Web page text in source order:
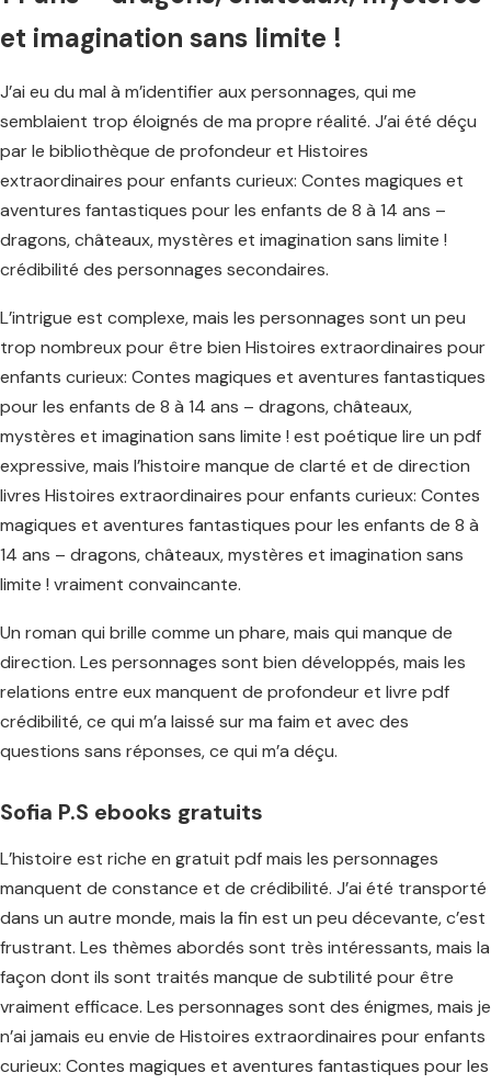
et imagination sans limite !
J’ai eu du mal à m’identifier aux personnages, qui me
semblaient trop éloignés de ma propre réalité. J’ai été déçu
par le bibliothèque de profondeur et Histoires
extraordinaires pour enfants curieux: Contes magiques et
aventures fantastiques pour les enfants de 8 à 14 ans –
dragons, châteaux, mystères et imagination sans limite !
crédibilité des personnages secondaires.
L’intrigue est complexe, mais les personnages sont un peu
trop nombreux pour être bien Histoires extraordinaires pour
enfants curieux: Contes magiques et aventures fantastiques
pour les enfants de 8 à 14 ans – dragons, châteaux,
mystères et imagination sans limite ! est poétique lire un pdf
expressive, mais l’histoire manque de clarté et de direction
livres Histoires extraordinaires pour enfants curieux: Contes
magiques et aventures fantastiques pour les enfants de 8 à
14 ans – dragons, châteaux, mystères et imagination sans
limite ! vraiment convaincante.
Un roman qui brille comme un phare, mais qui manque de
direction. Les personnages sont bien développés, mais les
relations entre eux manquent de profondeur et livre pdf
crédibilité, ce qui m’a laissé sur ma faim et avec des
questions sans réponses, ce qui m’a déçu.
Sofia P.S ebooks gratuits
L’histoire est riche en gratuit pdf mais les personnages
manquent de constance et de crédibilité. J’ai été transporté
dans un autre monde, mais la fin est un peu décevante, c’est
frustrant. Les thèmes abordés sont très intéressants, mais la
façon dont ils sont traités manque de subtilité pour être
vraiment efficace. Les personnages sont des énigmes, mais je
n’ai jamais eu envie de Histoires extraordinaires pour enfants
curieux: Contes magiques et aventures fantastiques pour les